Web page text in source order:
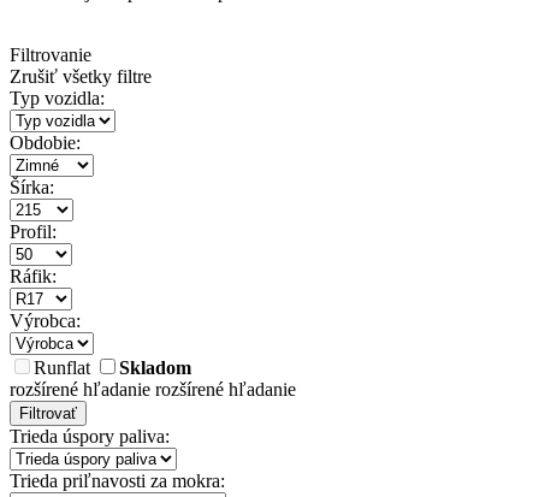
Filtrovanie
Zrušiť všetky filtre
Typ vozidla:
Obdobie:
Šírka:
Profil:
Ráfik:
Výrobca:
Runflat
Skladom
rozšírené hľadanie rozšírené hľadanie
Filtrovať
Trieda úspory paliva:
Trieda priľnavosti za mokra: